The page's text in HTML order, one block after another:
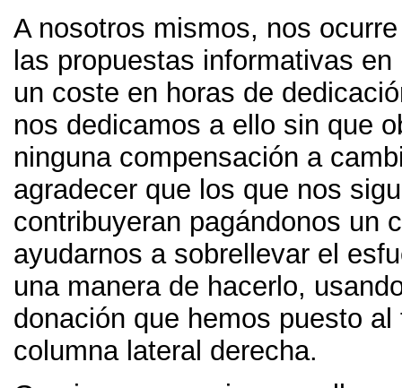
A nosotros mismos, nos
las propuestas informativas
un coste en horas de
nos dedicamos a ello sin que
ninguna compensación a
agradecer que los que nos
contribuyeran pagándonos un
ayudarnos a sobrellevar el
una manera de hacerlo,
donación que hemos puesto al
columna lateral derecha.